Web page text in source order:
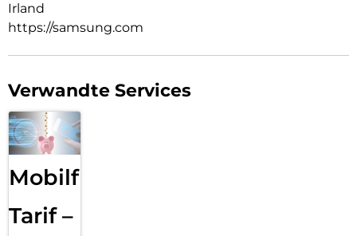
Irland
https://samsung.com
Verwandte Services
Mobilfunk
Tarif –